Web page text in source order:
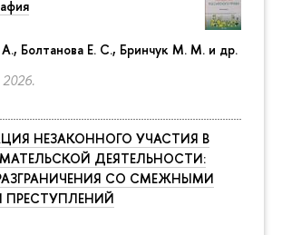
Болтанова Е. С., Бринчук М. М. и др.
НЕЗАКОННОГО УЧАСТИЯ В
ДЕЯТЕЛЬНОСТИ:
СО СМЕЖНЫМИ